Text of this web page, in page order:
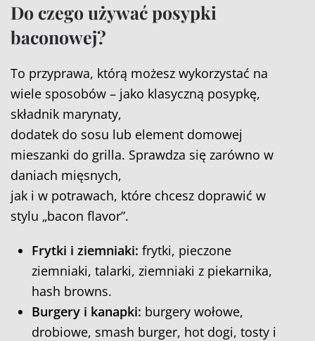
Do czego używać posypki
baconowej?
To przyprawa, którą możesz wykorzystać na
wiele sposobów – jako klasyczną posypkę,
składnik marynaty,
dodatek do sosu lub element domowej
mieszanki do grilla. Sprawdza się zarówno w
daniach mięsnych,
jak i w potrawach, które chcesz doprawić w
stylu „bacon flavor”.
Frytki i ziemniaki: frytki, pieczone
ziemniaki, talarki, ziemniaki z piekarnika,
hash browns.
Burgery i kanapki: burgery wołowe,
drobiowe, smash burger, hot dogi, tosty i